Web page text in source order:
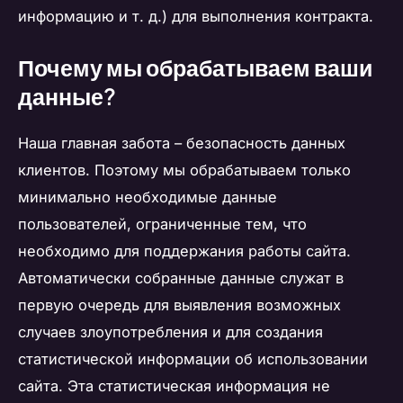
информацию и т. д.) для выполнения контракта.
Почему мы обрабатываем ваши
данные?
Наша главная забота – безопасность данных
клиентов. Поэтому мы обрабатываем только
минимально необходимые данные
пользователей, ограниченные тем, что
необходимо для поддержания работы сайта.
Автоматически собранные данные служат в
первую очередь для выявления возможных
случаев злоупотребления и для создания
статистической информации об использовании
сайта. Эта статистическая информация не